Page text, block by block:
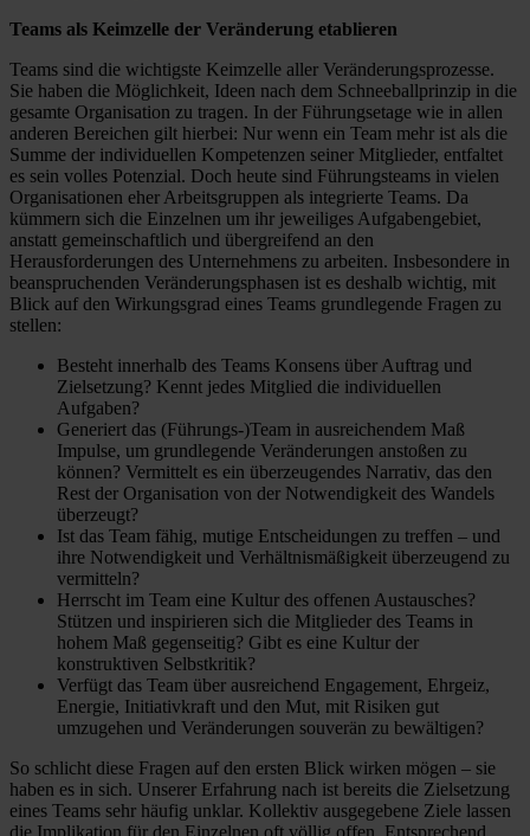
Teams als Keimzelle der Veränderung etablieren
Teams sind die wichtigste Keimzelle aller Veränderungsprozesse.
Sie haben die Möglichkeit, Ideen nach dem Schneeballprinzip in die
gesamte Organisation zu tragen. In der Führungsetage wie in allen
anderen Bereichen gilt hierbei: Nur wenn ein Team mehr ist als die
Summe der individuellen Kompetenzen seiner Mitglieder, entfaltet
es sein volles Potenzial. Doch heute sind Führungsteams in vielen
Organisationen eher Arbeitsgruppen als integrierte Teams. Da
kümmern sich die Einzelnen um ihr jeweiliges Aufgabengebiet,
anstatt gemeinschaftlich und übergreifend an den
Herausforderungen des Unternehmens zu arbeiten. Insbesondere in
beanspruchenden Veränderungsphasen ist es deshalb wichtig, mit
Blick auf den Wirkungsgrad eines Teams grundlegende Fragen zu
stellen:
Besteht innerhalb des Teams Konsens über Auftrag und
Zielsetzung? Kennt jedes Mitglied die individuellen
Aufgaben?
Generiert das (Führungs-)Team in ausreichendem Maß
Impulse, um grundlegende Veränderungen anstoßen zu
können? Vermittelt es ein überzeugendes Narrativ, das den
Rest der Organisation von der Notwendigkeit des Wandels
überzeugt?
Ist das Team fähig, mutige Entscheidungen zu treffen – und
ihre Notwendigkeit und Verhältnismäßigkeit überzeugend zu
vermitteln?
Herrscht im Team eine Kultur des offenen Austausches?
Stützen und inspirieren sich die Mitglieder des Teams in
hohem Maß gegenseitig? Gibt es eine Kultur der
konstruktiven Selbstkritik?
Verfügt das Team über ausreichend Engagement, Ehrgeiz,
Energie, Initiativkraft und den Mut, mit Risiken gut
umzugehen und Veränderungen souverän zu bewältigen?
So schlicht diese Fragen auf den ersten Blick wirken mögen – sie
haben es in sich. Unserer Erfahrung nach ist bereits die Zielsetzung
eines Teams sehr häufig unklar. Kollektiv ausgegebene Ziele lassen
die Implikation für den Einzelnen oft völlig offen. Entsprechend